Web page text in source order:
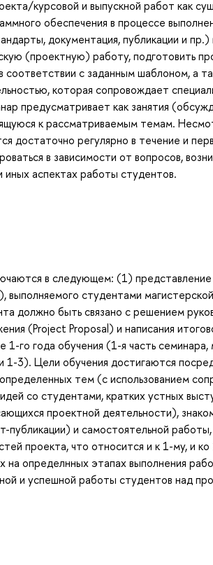
курсовой и выпускной работ как
обеспечения в процессе
документация, публикации и
(проектную) работу, подготовить
с заданным шаблоном, а
которая сопровождает
предусматривает как занятия
к рассматриваемым темам.
достаточно регулярно в течение и
в зависимости от вопросов,
аспектах работы студентов.
в следующем: (1)
студентами
должно быть связано с решением
(Project Proposal) и написания
1-го года обучения (1-я часть
1-3). Цели обучения достигаются
тем (с использованием
со студентами, кратких устных
проектной деятельности),
и самостоятельной работы,
проекта, что относится и к 1-му, и
на определнных этапах выполнения
и успешной работы студентов над